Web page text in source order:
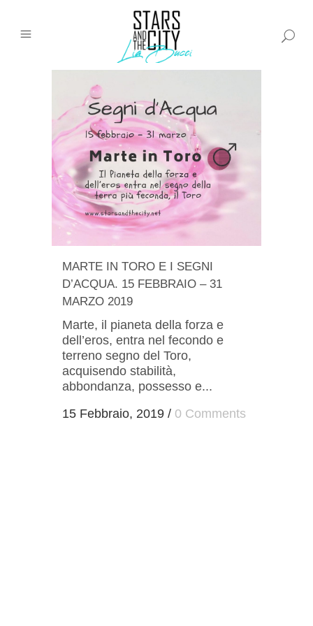
MARTE IN TORO E I SEGNI
D’ACQUA. 15 FEBBRAIO – 31
MARZO 2019
Marte, il pianeta della forza e
dell’eros, entra nel fecondo e
terreno segno del Toro,
acquisendo stabilità,
abbondanza, possesso e...
15 Febbraio, 2019 / 0 Comments